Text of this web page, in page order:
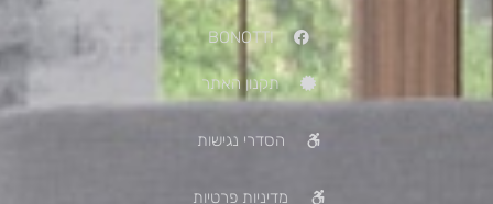
BONOTTI
תקנון האתר
הסדרי נגישות
מדיניות פרטיות